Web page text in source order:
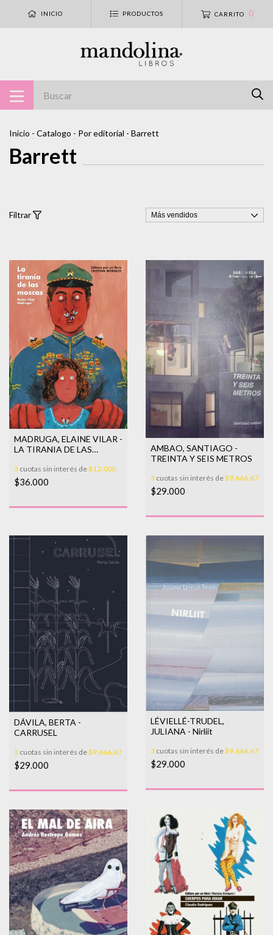
INICIO PRODUCTOS CARRITO 0
Inicio - Catalogo - Por editorial - Barrett
Barrett
Filtrar
MADRUGA, ELAINE VILAR -
LA TIRANIA DE LAS
3 cuotas sin interés de$12.000
$36.000
AMBAO, SANTIAGO -
TREINTA Y SEIS METROS
3 cuotas sin interés de$9.666,67
$29.000
DÁVILA, BERTA -
CARRUSEL
3 cuotas sin interés de$9.666,67
$29.000
LÉVIELLÉ-TRUDEL,
JULIANA - Nirliit
3 cuotas sin interés de$9.666,67
$29.000